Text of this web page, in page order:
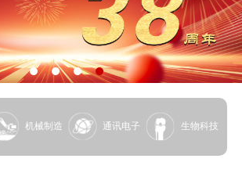
机械制造 通讯电子 生物科技